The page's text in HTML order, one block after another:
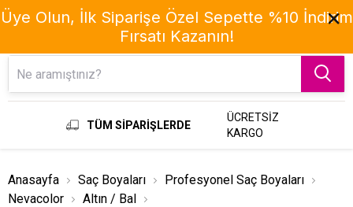
TÜM SİPARİŞLERDE
ÜCRETSİZ
KARGO
Anasayfa Saç Boyaları
Profesyonel Saç Boyaları
Nevacolor
Altın / Bal
Üye Olun, İlk Siparişe Özel Sepette %10 İndirim
Fırsatı Kazanın!